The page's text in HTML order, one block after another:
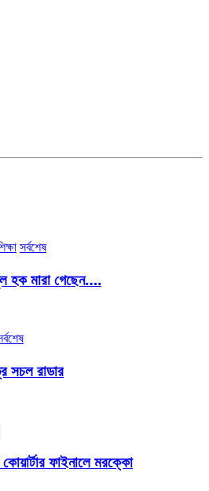
সর্বশেষ
মারা গেছেন….
সচল রাডার
ফাইনালে মরক্কো